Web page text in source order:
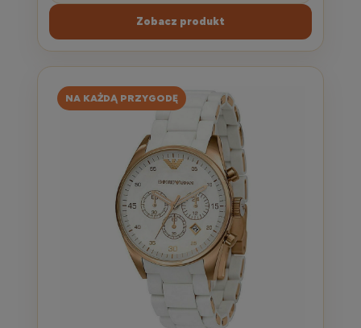
Zobacz produkt
NA KAŻDĄ PRZYGODĘ